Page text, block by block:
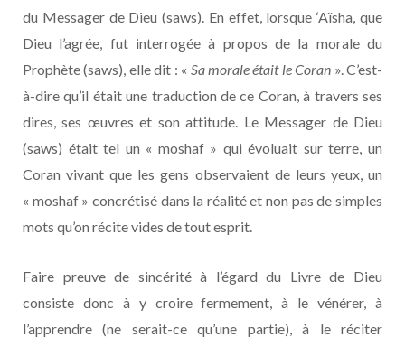
du Messager de Dieu (saws). En effet, lorsque ‘Aïsha, que
Dieu l’agrée, fut interrogée à propos de la morale du
Prophète (saws), elle dit : « Sa morale était le Coran ». C’est-
à-dire qu’il était une traduction de ce Coran, à travers ses
dires, ses œuvres et son attitude. Le Messager de Dieu
(saws) était tel un « moshaf » qui évoluait sur terre, un
Coran vivant que les gens observaient de leurs yeux, un
« moshaf » concrétisé dans la réalité et non pas de simples
mots qu’on récite vides de tout esprit.
Faire preuve de sincérité à l’égard du Livre de Dieu
consiste donc à y croire fermement, à le vénérer, à
l’apprendre (ne serait-ce qu’une partie), à le réciter